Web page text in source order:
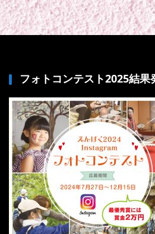
フォトコンテスト2025結果